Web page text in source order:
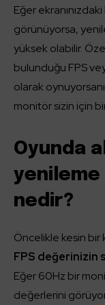
Eğer
görünüyorsa,
yüksek olabilir.
bulunduğu FPS
olarak
monitör sizin için
Oyunda
yenileme
nedir?
Öncelikle kesin bir
FPS değerinizin
Eğer 60Hz bir
değerlerini